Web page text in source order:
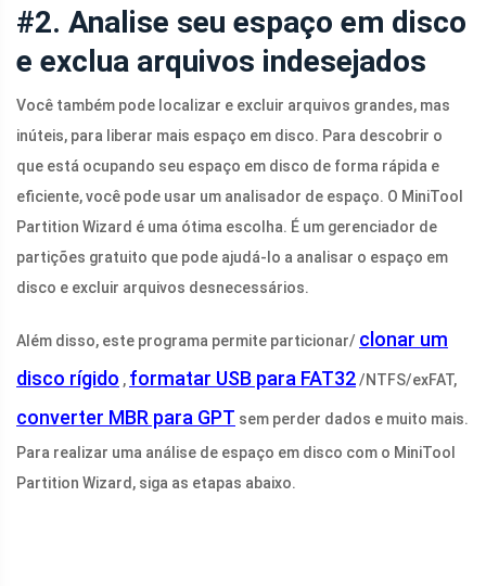
#2. Analise seu espaço em disco
e exclua arquivos indesejados
Você também pode localizar e excluir arquivos grandes, mas
inúteis, para liberar mais espaço em disco. Para descobrir o
que está ocupando seu espaço em disco de forma rápida e
eficiente, você pode usar um analisador de espaço. O MiniTool
Partition Wizard é uma ótima escolha. É um gerenciador de
partições gratuito que pode ajudá-lo a analisar o espaço em
disco e excluir arquivos desnecessários.
Além disso, este programa permite particionar/ clonar um
disco rígido , formatar USB para FAT32/NTFS/exFAT,
converter MBR para GPT sem perder dados e muito mais.
Para realizar uma análise de espaço em disco com o MiniTool
Partition Wizard, siga as etapas abaixo.